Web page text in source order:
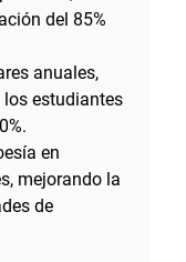
del 85%
anuales,
estudiantes
en
mejorando la
de